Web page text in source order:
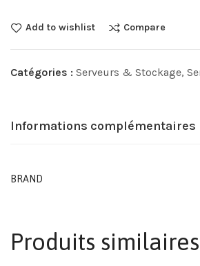
Add to wishlist Compare
Catégories : Serveurs & Stockage,
Informations complémentaires
BRAND
Produits similaires